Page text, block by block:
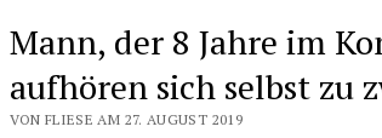
Mann, der 8 Jahre im
aufhören sich selbst zu
VON FLIESE AM 27. AUGUST 2019